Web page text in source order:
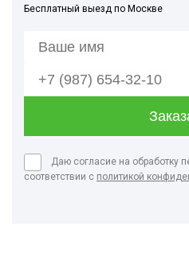
Бесплатный выезд по Москве
Даю согласие на обработку
соответствии с политикой